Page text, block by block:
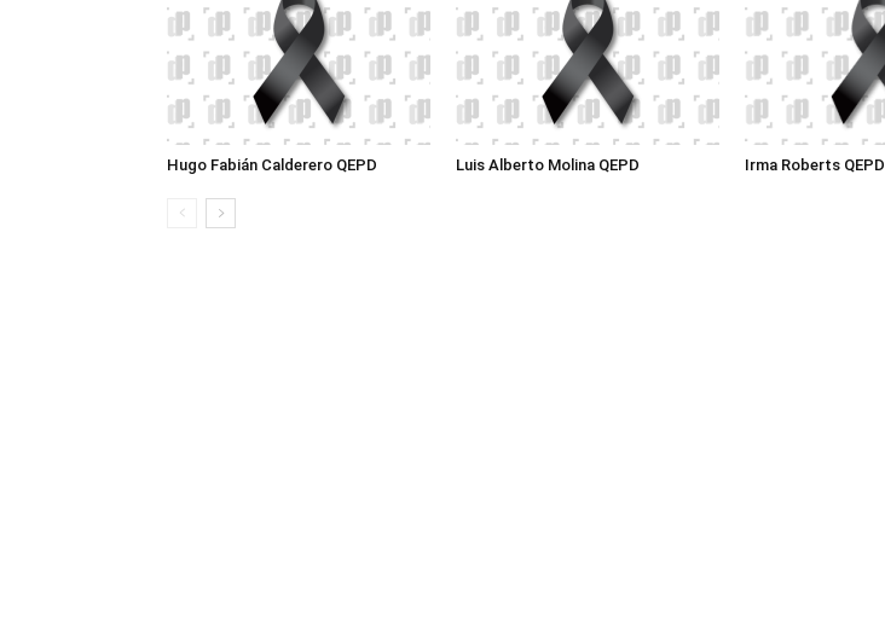
Hugo Fabián Calderero QEPD Luis Alberto Molina QEPD Irma Roberts QEPD